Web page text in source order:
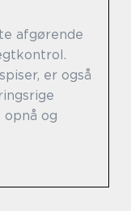
afgørende
er også
og